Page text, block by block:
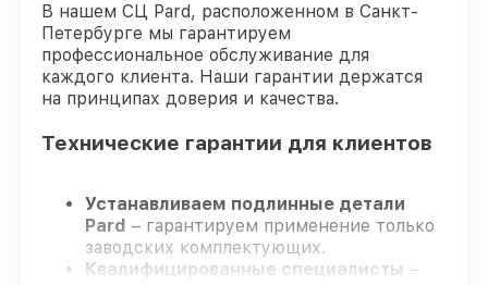
В нашем СЦ Pard, расположенном в Санкт-
Петербурге мы гарантируем
профессиональное обслуживание для
каждого клиента. Наши гарантии держатся
на принципах доверия и качества.
Технические гарантии для клиентов
Устанавливаем подлинные детали
Pard – гарантируем применение только
заводских комплектующих.
Квалифицированные специалисты –